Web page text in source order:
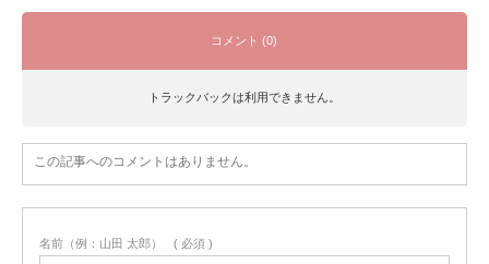
コメント (0)
トラックバックは利用できません。
この記事へのコメントはありません。
名前（例：山田 太郎） ( 必須 )